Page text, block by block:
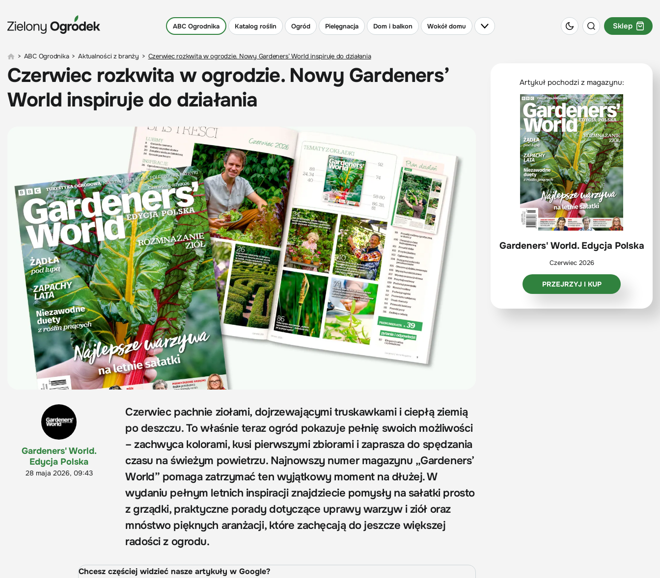
ABC Ogrodnika Katalog roślin Ogród Pielęgnacja Dom i balkon Wokół domu Sklep
> ABC Ogrodnika > Aktualności z branży > Czerwiec rozkwita w ogrodzie. Nowy Gardeners’ World inspiruje do działania
Czerwiec rozkwita w ogrodzie. Nowy Gardeners’
World inspiruje do działania
Gardeners' World.
Edycja Polska
28 maja 2026, 09:43
Czerwiec pachnie ziołami, dojrzewającymi truskawkami i ciepłą ziemią
po deszczu. To właśnie teraz ogród pokazuje pełnię swoich możliwości
– zachwyca kolorami, kusi pierwszymi zbiorami i zaprasza do spędzania
czasu na świeżym powietrzu. Najnowszy numer magazynu „Gardeners’
World” pomaga zatrzymać ten wyjątkowy moment na dłużej. W
wydaniu pełnym letnich inspiracji znajdziecie pomysły na sałatki prosto
z grządki, praktyczne porady dotyczące uprawy warzyw i ziół oraz
mnóstwo pięknych aranżacji, które zachęcają do jeszcze większej
radości z ogrodu.
Chcesz częściej widzieć nasze artykuły w Google?
Artykuł pochodzi z magazynu:
Gardeners' World. Edycja Polska
Czerwiec 2026
PRZEJRZYJ I KUP